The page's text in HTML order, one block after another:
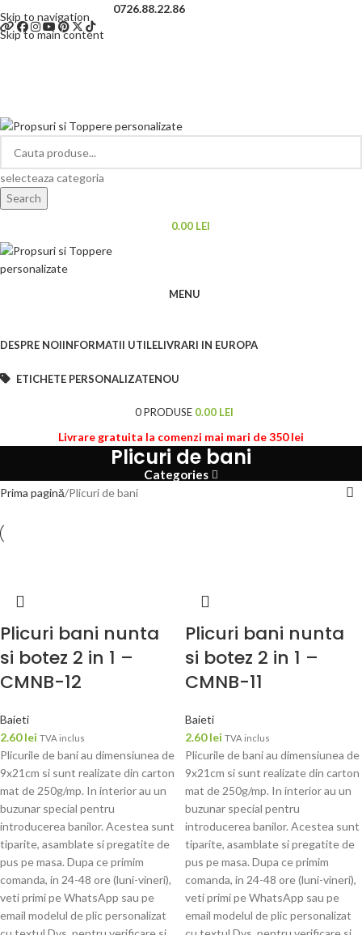
Skip to navigation
Skip to main content
0726.88.22.86
selecteaza categoria
Search
0.00 LEI
MENU
DESPRE NOIINFORMATII UTILELIVRARI IN EUROPA
ETICHETE PERSONALIZATENOU
0PRODUSE 0.00 LEI
Livrare gratuita la comenzi mai mari de 350 lei
Plicuri de bani
Categories
Prima pagină Plicuri de bani
Plicuri bani nunta
si botez 2 in 1 –
CMNB-12
Baieti
2.60lei TVA inclus
Plicurile de bani au dimensiunea de
9x21cm si sunt realizate din carton
mat de 250g/mp. In interior au un
buzunar special pentru
introducerea banilor. Acestea sunt
tiparite, asamblate si pregatite de
pus pe masa. Dupa ce primim
comanda, in 24-48 ore (luni-vineri),
veti primi pe WhatsApp sau pe
email modelul de plic personalizat
Plicuri bani nunta
si botez 2 in 1 –
CMNB-11
Baieti
2.60lei TVA inclus
Plicurile de bani au dimensiunea de
9x21cm si sunt realizate din carton
mat de 250g/mp. In interior au un
buzunar special pentru
introducerea banilor. Acestea sunt
tiparite, asamblate si pregatite de
pus pe masa. Dupa ce primim
comanda, in 24-48 ore (luni-vineri),
veti primi pe WhatsApp sau pe
email modelul de plic personalizat